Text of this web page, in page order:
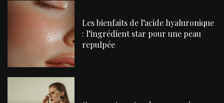
Les bienfaits de l’acide hyaluronique
: l’ingrédient star pour une peau
repulpée